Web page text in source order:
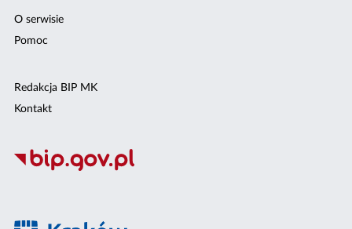
O serwisie
Pomoc
Redakcja BIP MK
Kontakt